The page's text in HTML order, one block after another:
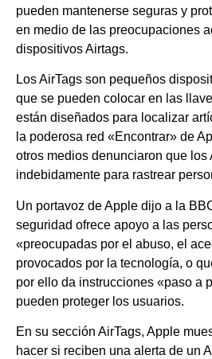
pueden mantenerse seguras y
en medio de las preocupaciones
dispositivos Airtags.
Los AirTags son pequeños
que se pueden colocar en las
están diseñados para localizar
la poderosa red «Encontrar» de
otros medios denunciaron que los
indebidamente para rastrear
Un portavoz de Apple dijo a la
seguridad ofrece apoyo a las
«preocupadas por el abuso, el
provocados por la tecnología, o
por ello da instrucciones «paso a
pueden proteger los usuarios.
En su sección AirTags, Apple
hacer si reciben una alerta de un